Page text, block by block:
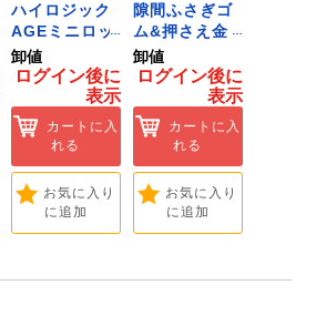
ハイロジック
AGEミニロッ
ク 360W
[Tools &
Hardware]
卸値
ログイン後に
表示
カートに入
れる
お気に入り
に追加
隙間ふさぎゴ
ム&押さえ金
物 72909
卸値
ログイン後に
表示
カートに入
れる
お気に入り
に追加